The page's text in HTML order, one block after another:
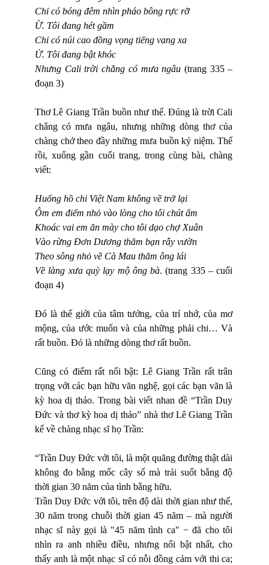
Chỉ có bóng đêm nhìn pháo bông rực rỡ
Ừ. Tôi đang hét gầm
Chỉ có núi cao đồng vọng tiếng vang xa
Ử. Tôi đang bật khóc
Nhưng Cali trời chẳng có mưa ngâu (trang 335 –
đoạn 3)
Thơ Lê Giang Trần buồn như thế. Đúng là trời Cali
chẳng có mưa ngâu, nhưng những dòng thơ của
chàng chở theo đầy những mưa buồn kỷ niệm. Thế
rồi, xuống gần cuối trang, trong cùng bài, chàng
viết:
Huống hồ chi Việt Nam không về trở lại
Ôm em điếm nhỏ vào lòng cho tôi chút ấm
Khoác vai em ăn mày cho tôi dạo chợ Xuân
Vào rừng Đơn Dương thăm bạn rẫy vườn
Theo sông nhỏ về Cà Mau thăm ông lái
Về làng xưa quỳ lạy mộ ông bà. (trang 335 – cuối
đoạn 4)
Đó là thế giới của tâm tưởng, của trí nhớ, của mơ
mộng, của ước muốn và của những phải chi… Và
rất buồn. Đó là những dòng thơ rất buồn.
Cũng có điểm rất nổi bật: Lê Giang Trần rất trân
trọng với các bạn hữu văn nghệ, gọi các bạn văn là
kỳ hoa dị thảo. Trong bài viết nhan đề “Trần Duy
Đức và thơ kỳ hoa dị thảo” nhà thơ Lê Giang Trần
kể về chàng nhạc sĩ họ Trần:
“Trần Duy Đức với tôi, là một quãng đường thật dài
không đo bằng mốc cây số mà trải suốt bằng độ
thời gian 30 năm của tình bằng hữu.
Trần Duy Đức với tôi, trên độ dài thời gian như thế,
30 năm trong chuỗi thời gian 45 năm ‒ mà người
nhạc sĩ này gọi là "45 năm tình ca" − đã cho tôi
nhìn ra anh nhiều điều, nhưng nổi bật nhất, cho
thấy anh là một nhạc sĩ có nỗi đồng cảm với thi ca;